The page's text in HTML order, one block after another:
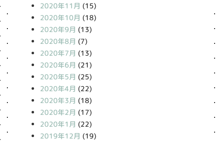
2020年11月 (15)
2020年10月 (18)
2020年9月 (13)
2020年8月 (7)
2020年7月 (13)
2020年6月 (21)
2020年5月 (25)
2020年4月 (22)
2020年3月 (18)
2020年2月 (17)
2020年1月 (22)
2019年12月 (19)